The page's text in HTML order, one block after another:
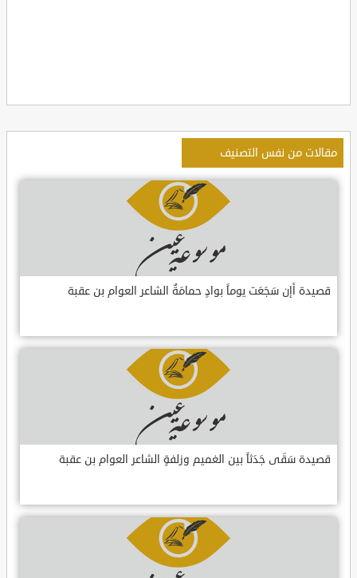
مقالات من نفس التصنيف
قصيدة أإن سَجَعَت يوماً بوادٍ حمامَةٌ الشاعر العوام بن عقبة
قصيدة سَقَى جَدَثاً بين الغميم وزلفةٍ الشاعر العوام بن عقبة